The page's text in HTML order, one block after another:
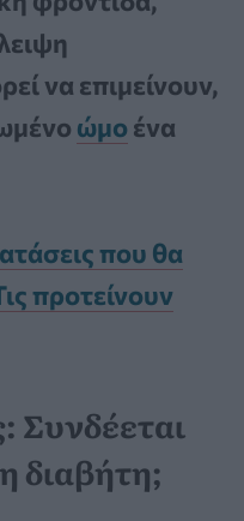
να επιμείνουν,
ώμο ένα
που θα
προτείνουν
διαβήτη;